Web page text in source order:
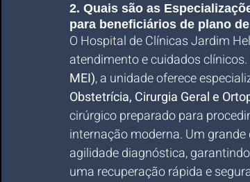
2. Quais são as
para beneficiários de plano
O Hospital de Clínicas Jardim
atendimento e cuidados
MEI), a unidade oferece
Obstetrícia, Cirurgia Geral e
cirúrgico preparado para
internação moderna. Um
agilidade diagnóstica,
uma recuperação rápida e